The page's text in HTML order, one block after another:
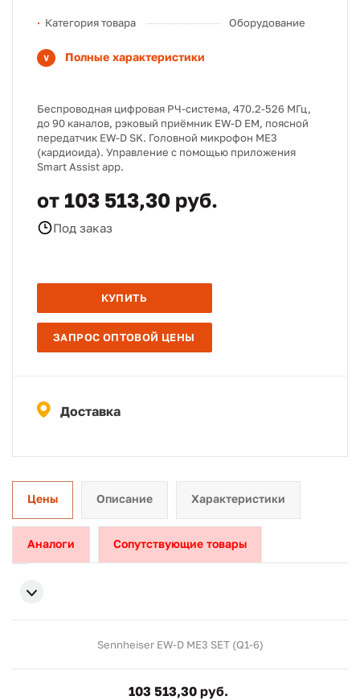
Категория товара Оборудование
Полные характеристики
Беспроводная цифровая РЧ-система, 470.2-526 МГц,
до 90 каналов, рэковый приёмник EW-D EM, поясной
передатчик EW-D SK. Головной микрофон ME3
(кардиоида). Управление с помощью приложения
Smart Assist app.
от 103 513,30 руб.
Под заказ
КУПИТЬ
ЗАПРОС ОПТОВОЙ ЦЕНЫ
Доставка
Цены Описание Характеристики
Аналоги Сопутствующие товары
Sennheiser EW-D ME3 SET (Q1-6)
103 513,30 руб.